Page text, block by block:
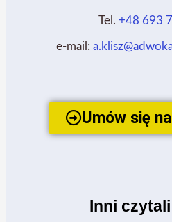
Tel. +48 693
e-mail:
Umów się
Inni